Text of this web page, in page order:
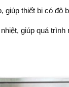
thiết bị có
giúp quá